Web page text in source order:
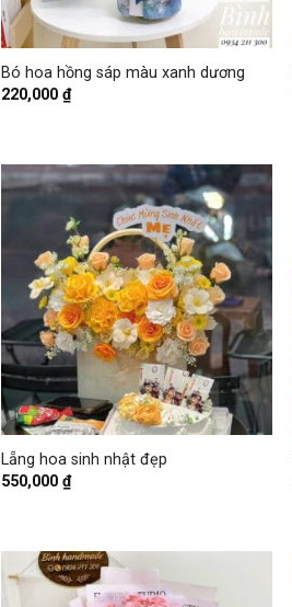
+
Bó hoa hồng sáp màu xanh dương
220,000₫
+
Lẵng hoa sinh nhật đẹp
550,000₫